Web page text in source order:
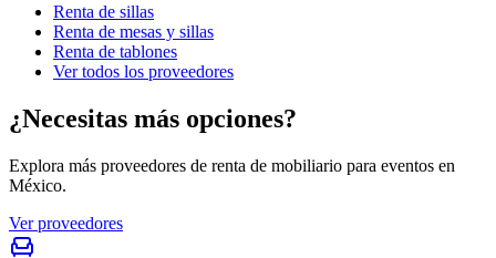
Renta de sillas
Renta de mesas y sillas
Renta de tablones
Ver todos los proveedores
¿Necesitas más opciones?
Explora más proveedores de renta de mobiliario para eventos en
México.
Ver proveedores